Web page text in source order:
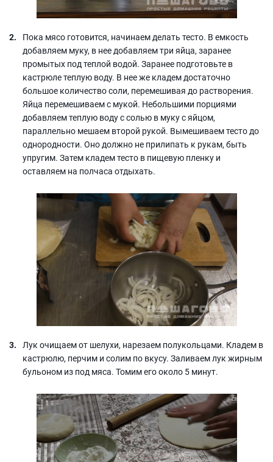
Пока мясо готовится, начинаем делать тесто. В емкость
добавляем муку, в нее добавляем три яйца, заранее
промытых под теплой водой. Заранее подготовьте в
кастрюле теплую воду. В нее же кладем достаточно
большое количество соли, перемешивая до растворения.
Яйца перемешиваем с мукой. Небольшими порциями
добавляем теплую воду с солью в муку с яйцом,
параллельно мешаем второй рукой. Вымешиваем тесто до
однородности. Оно должно не прилипать к рукам, быть
упругим. Затем кладем тесто в пищевую пленку и
оставляем на полчаса отдыхать.
Лук очищаем от шелухи, нарезаем полукольцами. Кладем в
кастрюлю, перчим и солим по вкусу. Заливаем лук жирным
бульоном из под мяса. Томим его около 5 минут.